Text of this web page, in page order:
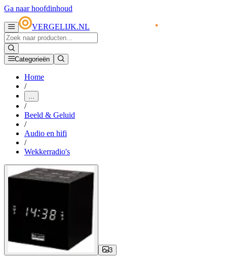
Ga naar hoofdinhoud
VERGELIJK.NL
Categorieën
Home
/
...
/
Beeld & Geluid
/
Audio en hifi
/
Wekkerradio's
3